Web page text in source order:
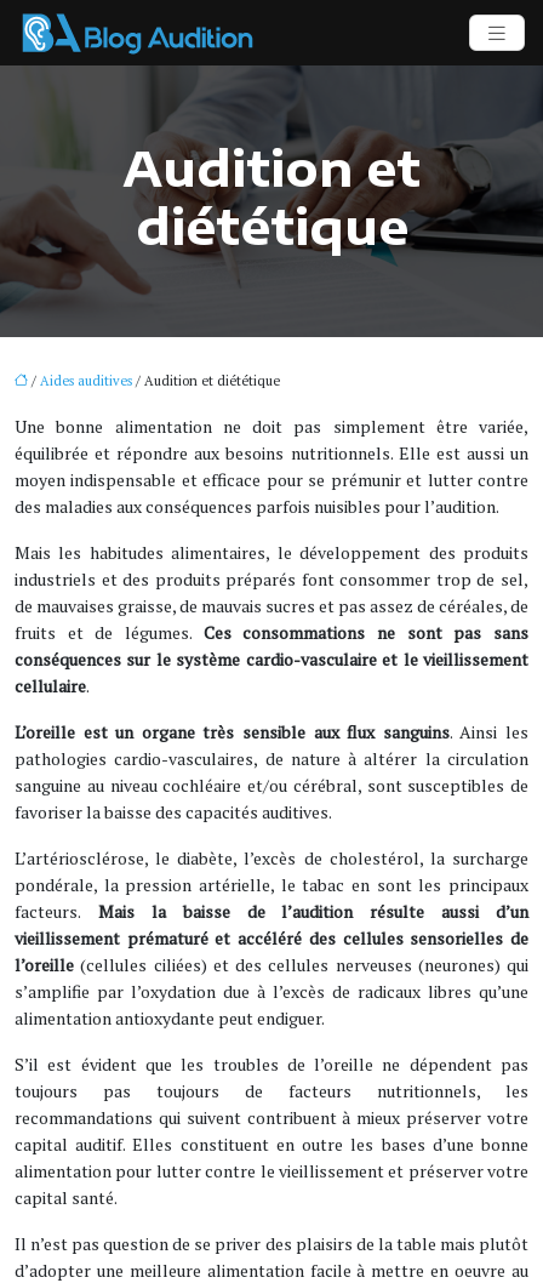
Audition et
diététique
/ Aides auditives / Audition et diététique
Une bonne alimentation ne doit pas simplement être variée,
équilibrée et répondre aux besoins nutritionnels. Elle est aussi un
moyen indispensable et efficace pour se prémunir et lutter contre
des maladies aux conséquences parfois nuisibles pour l’audition.
Mais les habitudes alimentaires, le développement des produits
industriels et des produits préparés font consommer trop de sel,
de mauvaises graisse, de mauvais sucres et pas assez de céréales, de
fruits et de légumes. Ces consommations ne sont pas sans
conséquences sur le système cardio-vasculaire et le vieillissement
cellulaire.
L’oreille est un organe très sensible aux flux sanguins. Ainsi les
pathologies cardio-vasculaires, de nature à altérer la circulation
sanguine au niveau cochléaire et/ou cérébral, sont susceptibles de
favoriser la baisse des capacités auditives.
L’artériosclérose, le diabète, l’excès de cholestérol, la surcharge
pondérale, la pression artérielle, le tabac en sont les principaux
facteurs. Mais la baisse de l’audition résulte aussi d’un
vieillissement prématuré et accéléré des cellules sensorielles de
l’oreille (cellules ciliées) et des cellules nerveuses (neurones) qui
s’amplifie par l’oxydation due à l’excès de radicaux libres qu’une
alimentation antioxydante peut endiguer.
S’il est évident que les troubles de l’oreille ne dépendent pas
toujours pas toujours de facteurs nutritionnels, les
recommandations qui suivent contribuent à mieux préserver votre
capital auditif. Elles constituent en outre les bases d’une bonne
alimentation pour lutter contre le vieillissement et préserver votre
capital santé.
Il n’est pas question de se priver des plaisirs de la table mais plutôt
d’adopter une meilleure alimentation facile à mettre en oeuvre au